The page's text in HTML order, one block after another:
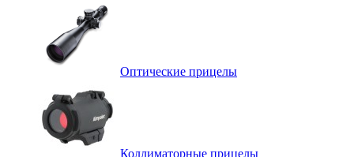
Оптические прицелы
Коллиматорные прицелы